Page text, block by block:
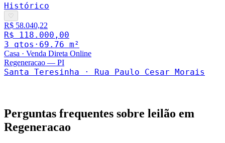
Histórico
♡
R$ 58.040,22
R$ 118.000,00
3 qtos · 69.76 m²
Casa · Venda Direta Online
Regeneracao — PI
Santa Teresinha · Rua Paulo Cesar Morais
Perguntas frequentes sobre leilão em
Regeneracao